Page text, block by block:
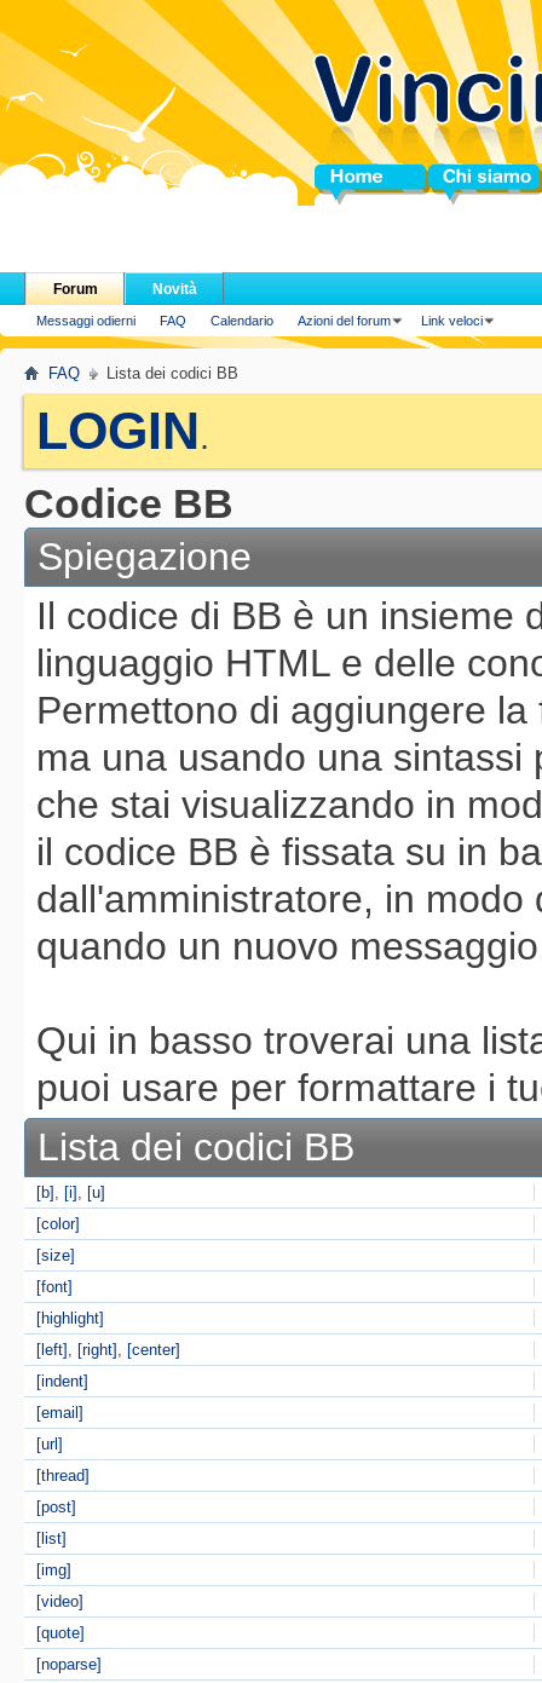
Home Chi siamo
Forum
Messaggi odierni FAQ Calendario Azioni del forum Link veloci
Novità
FAQ Lista dei codici BB
LOGIN.
Codice BB
Spiegazione
Il codice di BB è un insieme
linguaggio HTML e delle
Permettono di aggiungere
ma una usando una
che stai visualizzando in
il codice BB è fissata su in
dall'amministratore, in
quando un nuovo
Qui in basso troverai una
puoi usare per formattare i
Lista dei codici BB
[b] , [i] , [u]
[color]
[size]
[font]
[highlight]
[left] , [right] , [center]
[indent]
[email]
[url]
[thread]
[post]
[list]
[img]
[video]
[quote]
[noparse]